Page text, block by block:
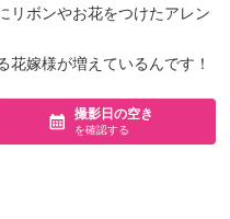
ボンやお花をつけたアレン
嫁様が増えているんです！
撮影日の空き
を確認する